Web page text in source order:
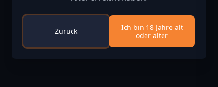
Zurück
Ich bin 18 Jahre alt
oder älter